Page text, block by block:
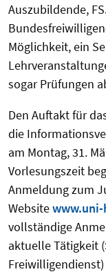
Auszubildende,
Möglichkeit, ein
sogar Prüfungen
Den Auftakt für
die
am Montag, 31.
Vorlesungszeit
Anmeldung zum
Website
vollständige
aktuelle Tätigkeit